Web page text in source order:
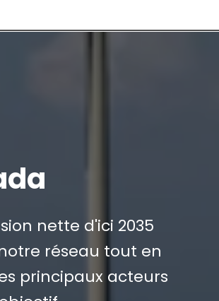
nette d'ici 2035
réseau tout en
principaux acteurs